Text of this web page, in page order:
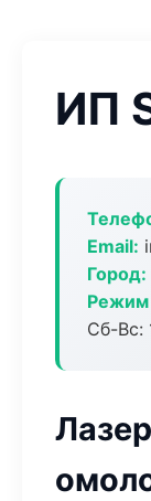
ИП
Email:
Город:
Режим
Сб-Вс: